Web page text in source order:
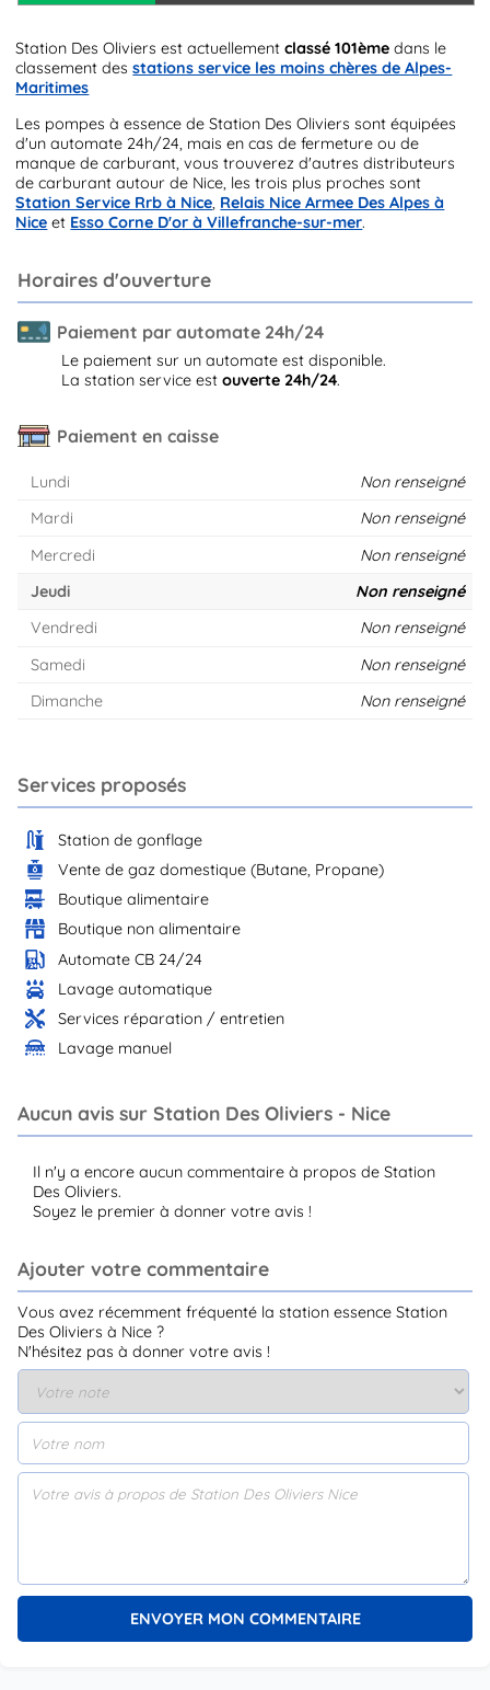
Station Des Oliviers est actuellementclassé 101ème dans le
classement desstations service les moins chères de Alpes-
Maritimes
Les pompes à essence de Station Des Oliviers sont équipées
d'un automate 24h/24, mais en cas de fermeture ou de
manque de carburant, vous trouverez d'autres distributeurs
de carburant autour de Nice, les trois plus proches sont
Station Service Rrb à Nice, Relais Nice Armee Des Alpes à
Nice et Esso Corne D'or à Villefranche-sur-mer.
Horaires d'ouverture
Paiement par automate 24h/24
Le paiement sur un automate est disponible.
La station service est ouverte 24h/24.
Paiement en caisse
Lundi
Non renseigné
Mardi
Non renseigné
Mercredi
Non renseigné
Jeudi
Non renseigné
Vendredi
Non renseigné
Samedi
Non renseigné
Dimanche
Non renseigné
Services proposés
Station de gonflage
Vente de gaz domestique (Butane, Propane)
Boutique alimentaire
Boutique non alimentaire
Automate CB 24/24
Lavage automatique
Services réparation / entretien
Lavage manuel
Aucun avis sur Station Des Oliviers - Nice
Il n'y a encore aucun commentaire à propos de Station
Des Oliviers.
Soyez le premier à donner votre avis !
Ajouter votre commentaire
Vous avez récemment fréquenté la station essence Station
Des Oliviers à Nice ?
N'hésitez pas à donner votre avis !